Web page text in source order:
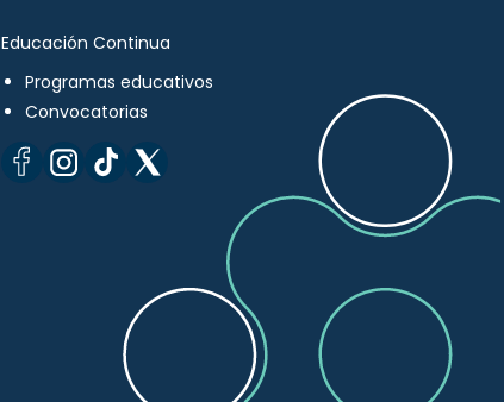
Educación Continua
Programas educativos
Convocatorias